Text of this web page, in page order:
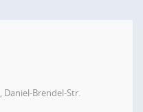
Brendel-Str.